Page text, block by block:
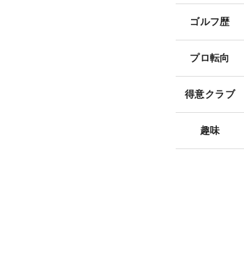
ゴルフ歴
プロ転向
得意クラブ
趣味